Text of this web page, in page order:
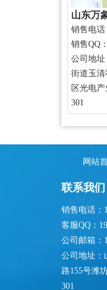
山东万
销售电话
销售QQ
公司地
街道玉清
区光电
301
网站
联系我们
销售电话：
客服QQ：
公司邮箱：
公司地址：
路155号潍
301